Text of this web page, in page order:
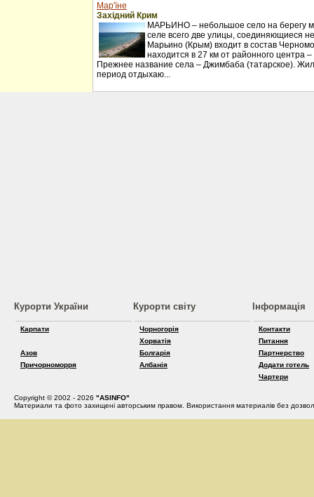
Мар'їне
Західний Крим
МАРЬИНО – небольшое село на берегу
селе всего две улицы, соединяющиеся
Марьино (Крым) входит в состав
находится в 27 км от районного центра
Прежнее название села – Джимбаба (татарское).
период отдыхаю...
Курорти України
Карпати
Азов
Причорноморря
Курорти світу
Чорногорія
Хорватія
Болгарія
Албанія
Інформація
Контакти
Питання
Партнерство
Додати готель
Чартери
Copyright © 2002 - 2026 "ASINFO"
Материали та фото захищені авторським правом. Використання материалів без